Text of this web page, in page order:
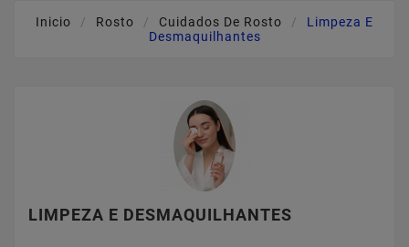
Inicio Rosto Cuidados De Rosto
Limpeza E
Desmaquilhantes
LIMPEZA E DESMAQUILHANTES